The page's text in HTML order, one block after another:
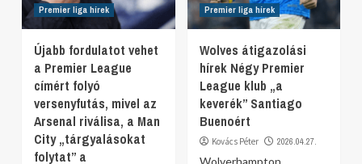
Premier liga hírek
Újabb fordulatot vehet
a Premier League
címért folyó
versenyfutás, mivel az
Arsenal riválisa, a Man
City „tárgyalásokat
folytat” a
Premier liga hírek
Wolves átigazolási
hírek Négy Premier
League klub „a
keverék” Santiago
Buenoért
Kovács Péter 2026.04.27.
Wolverhampton